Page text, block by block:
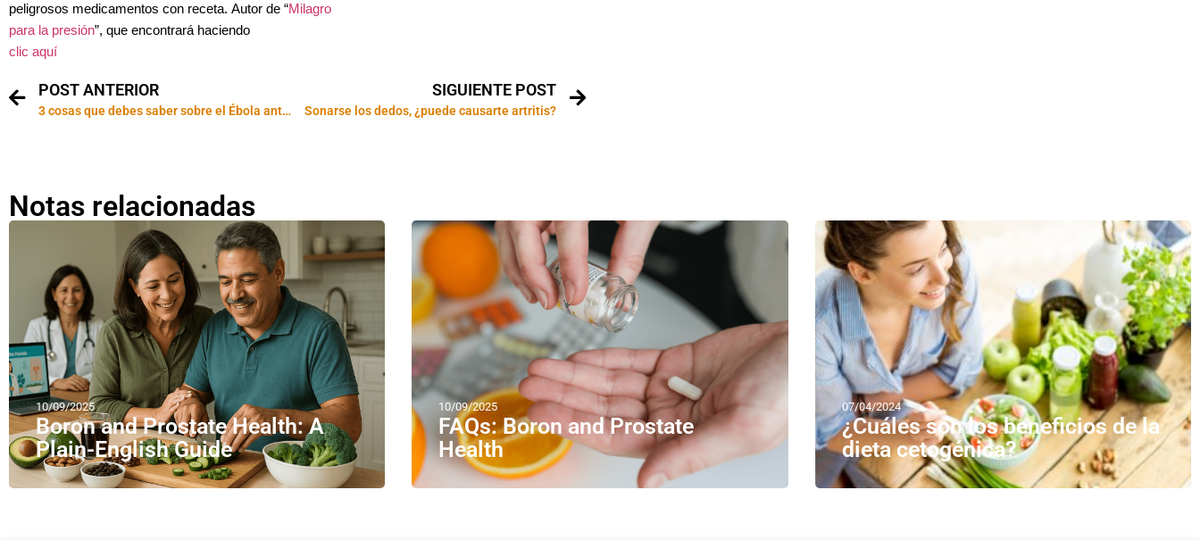
peligrosos medicamentos con receta. Autor de “Milagro
para la presión”, que encontrará haciendo
clic aquí
POST ANTERIOR
3 cosas que debes saber sobre el Ébola antes de viajar
SIGUIENTE POST
Sonarse los dedos, ¿puede causarte artritis?
Notas relacionadas
10/09/2025
Boron and Prostate Health: A
Plain-English Guide
10/09/2025
FAQs: Boron and Prostate
Health
07/04/2024
¿Cuáles son los beneficios de la
dieta cetogénica?